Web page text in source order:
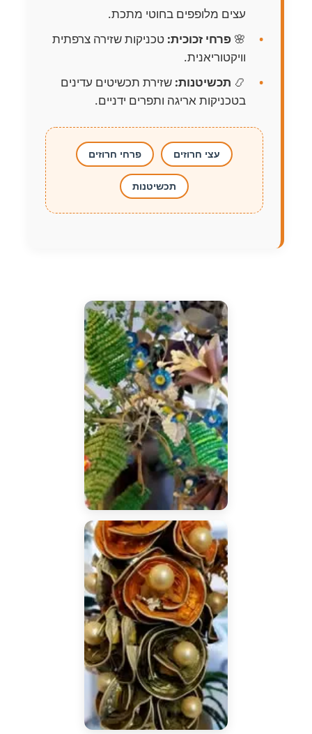
עצים מלופפים בחוטי מתכת.
🌸 פרחי זכוכית: טכניקות שזירה צרפתית
וויקטוריאנית.
📿 תכשיטנות: שזירת תכשיטים עדינים
בטכניקות אריגה ותפרים ידניים.
עצי חרוזים פרחי חרוזים
תכשיטנות